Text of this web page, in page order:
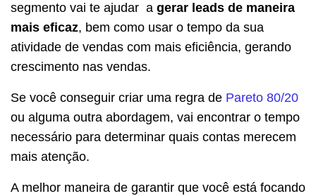
segmento vai te ajudar a gerar leads de maneira
mais eficaz, bem como usar o tempo da sua
atividade de vendas com mais eficiência, gerando
crescimento nas vendas.
Se você conseguir criar uma regra de Pareto 80/20
ou alguma outra abordagem, vai encontrar o tempo
necessário para determinar quais contas merecem
mais atenção.
A melhor maneira de garantir que você está focando